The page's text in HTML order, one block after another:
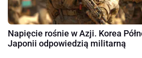
Napięcie rośnie w Azji. Korea
Japonii odpowiedzią militarną